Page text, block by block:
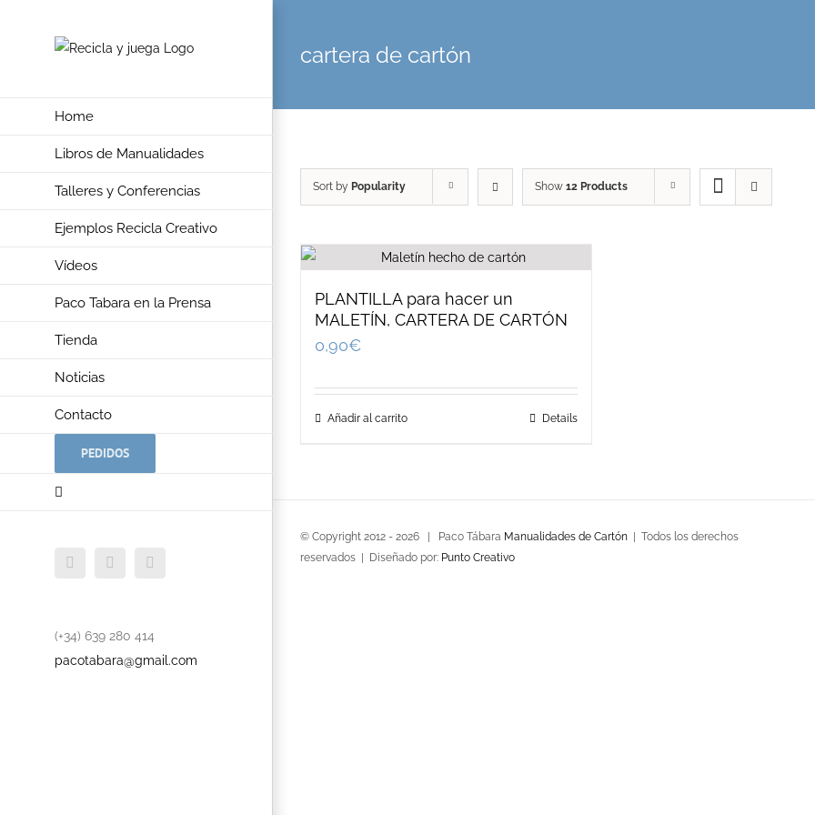
Home
Libros de Manualidades
Talleres y Conferencias
Ejemplos Recicla Creativo
Vídeos
Paco Tabara en la Prensa
Tienda
Noticias
Contacto
PEDIDOS
FacebookTwitter
(+34) 639 280 414
pacotabara@gmail.com
cartera de cartón
Sort by Popularity Show 12 Products
PLANTILLA para hacer un
MALETÍN, CARTERA DE CARTÓN
0,90€
Añadir al carrito Details
© Copyright 2012 - 2026 | Paco Tábara Manualidades de Cartón | Todos los derechos
reservados | Diseñado por: Punto Creativo